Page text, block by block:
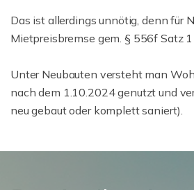
Das ist allerdings unnötig, denn für
Mietpreisbremse gem. § 556f Satz
Unter Neubauten versteht man
nach dem 1.10.2024 genutzt und
neu gebaut oder komplett saniert).